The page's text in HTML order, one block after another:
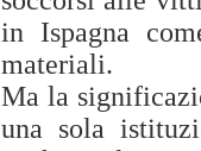
in Ispagna
materiali.
Ma la
una sola